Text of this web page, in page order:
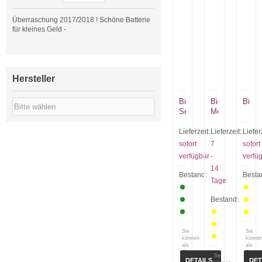
Big
Sexy
Lieferzeit:
sofort
verfügbar
Bestand:
Sie
können
als
Gast
(bzw.
DETAILS
Biggest
Momma
Lieferzeit:
7
-
14
Tage
Bestand:
Sie
sofort
Sie
als
Gast
(bzw.
Überraschung 2017/2018 ! Schöne Batterie
für kleines Geld -
Hersteller